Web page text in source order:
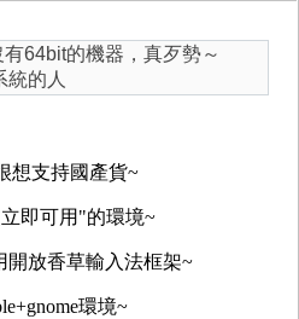
64bit的機器，真歹勢～
統的人
想支持國產貨~
即可用"的環境~
開放香草輸入法框架~
環境~